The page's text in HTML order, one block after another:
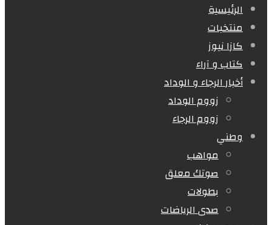
الرئيسية
منتخبات
كازا نيوز
كتاب و آراء
أخبار الرجاء و الوداد
زووم الوداد
زووم الرجاء
وطني
مواهب
صوتك معلق
بطولات
صدى الرياضات